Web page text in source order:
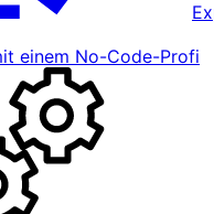
einem No-Code-Profi